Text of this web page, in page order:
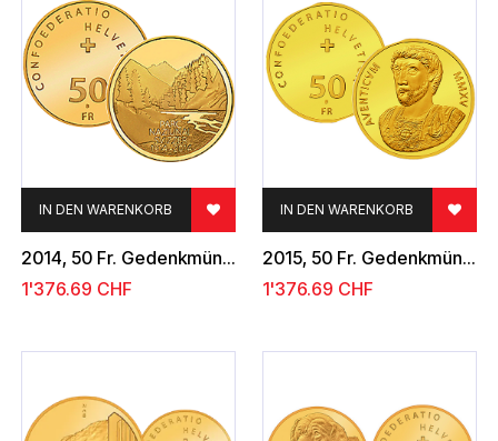
2014, 50 Fr. Gedenkmünze "100 Jahre Schweizerischer Nationalpark"
IN DEN WARENKORB
1'376.69 CHF
2015, 50 Fr. Gedenkmünze "2000 Jahre Aventicum"
IN DEN WARENKORB
1'376.69 CHF